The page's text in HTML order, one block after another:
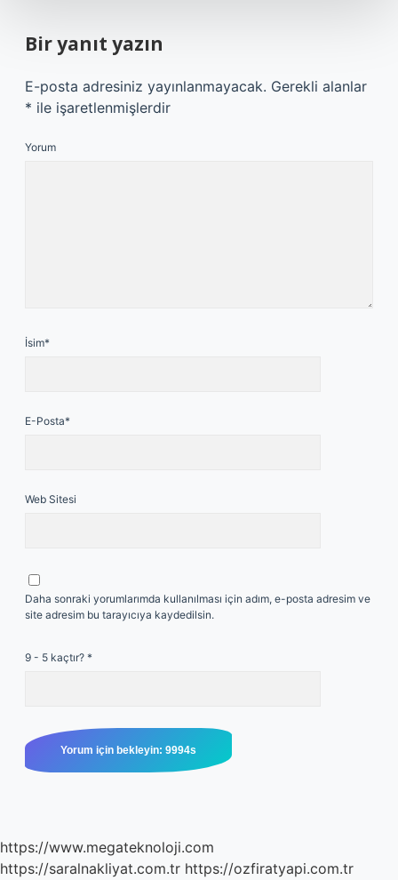
Bir yanıt yazın
E-posta adresiniz yayınlanmayacak. Gerekli alanlar
* ile işaretlenmişlerdir
Yorum
İsim*
E-Posta*
Web Sitesi
Daha sonraki yorumlarımda kullanılması için adım, e-posta adresim ve
site adresim bu tarayıcıya kaydedilsin.
9 - 5 kaçtır? *
https://www.megateknoloji.com
https://saralnakliyat.com.tr https://ozfiratyapi.com.tr